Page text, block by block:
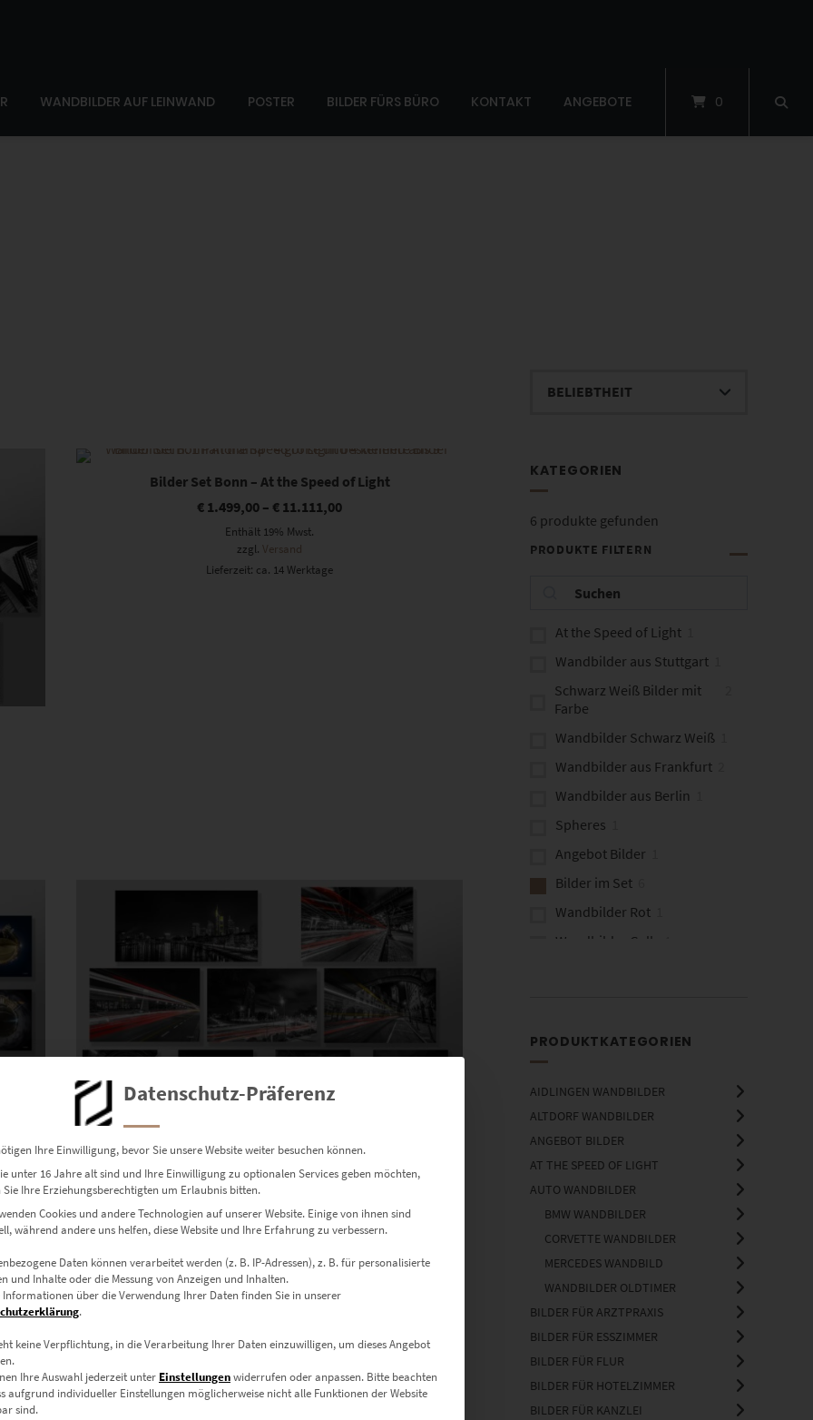
WANDBILDER AUF LEINWAND POSTER BILDER FÜRS BÜRO KONTAKT ANGEBOTE 0
Dieses Produkt weist mehrere Varianten auf. Die Optionen können auf der Produktseite gewählt werden
Bilder Set Bonn – At the Speed of Light
€ 1.499,00 –€ 11.111,00
Enthält 19% Mwst.
zzgl.Versand
Lieferzeit: ca. 14 Werktage
Bilder Set Frankfurt – Schwarz weiß mit Farbe
€1.499,00–€14.444,00
zzgl.
Versand
KATEGORIEN
6 produkte gefunden
PRODUKTE FILTERN
At the Speed of Light
Wandbilder aus Stuttgart
Schwarz Weiß Bilder mit
Farbe
Wandbilder Schwarz Weiß
Wandbilder aus Frankfurt
Wandbilder aus Berlin
Spheres
Angebot Bilder
Bilder im Set
Wandbilder Rot
Wandbilder Gelb
Wandbilder aus Bonn
PRODUKTKATEGORIEN
AIDLINGEN WANDBILDER
ALTDORF WANDBILDER
ANGEBOT BILDER
AT THE SPEED OF LIGHT
AUTO WANDBILDER
BMW WANDBILDER
CORVETTE WANDBILDER
MERCEDES WANDBILD
WANDBILDER OLDTIMER
BILDER FÜR ARZTPRAXIS
BILDER FÜR ESSZIMMER
BILDER FÜR FLUR
BILDER FÜR HOTELZIMMER
BILDER FÜR KANZLEI
Datenschutz-Präferenz
Ihre Einwilligung, bevor Sie unsere Website weiter besuchen können.
unter 16 Jahre alt sind und Ihre Einwilligung zu optionalen Services geben möchten,
Sie Ihre Erziehungsberechtigten um Erlaubnis bitten.
Cookies und andere Technologien auf unserer Website. Einige von ihnen sind
während andere uns helfen, diese Website und Ihre Erfahrung zu verbessern.
Daten können verarbeitet werden (z. B. IP-Adressen), z. B. für personalisierte
und Inhalte oder die Messung von Anzeigen und Inhalten.
Informationen über die Verwendung Ihrer Daten finden Sie in unserer
.
keine Verpflichtung, in die Verarbeitung Ihrer Daten einzuwilligen, um dieses Angebot
Ihre Auswahl jederzeit unter Einstellungenwiderrufen oder anpassen. Bitte beachten
aufgrund individueller Einstellungen möglicherweise nicht alle Funktionen der Website
sind.